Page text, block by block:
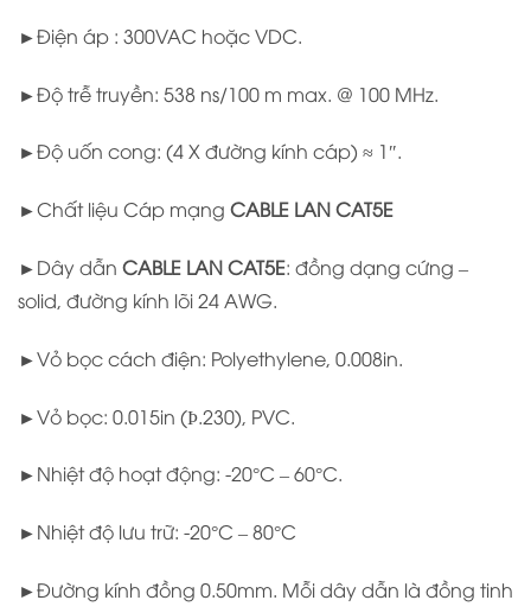
►Điện áp : 300VAC hoặc VDC.
►Độ trễ truyền: 538 ns/100 m max. @ 100 MHz.
►Độ uốn cong: (4 X đường kính cáp) ≈ 1″.
►Chất liệu Cáp mạng CABLE LAN CAT5E
►Dây dẫn CABLE LAN CAT5E: đồng dạng cứng –
solid, đường kính lõi 24 AWG.
►Vỏ bọc cách điện: Polyethylene, 0.008in.
►Vỏ bọc: 0.015in (Þ.230), PVC.
►Nhiệt độ hoạt động: -20°C – 60°C.
►Nhiệt độ lưu trữ: -20°C – 80°C
►Đường kính đồng 0.50mm. Mỗi dây dẫn là đồng tinh